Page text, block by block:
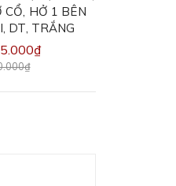
CỔ, HỞ 1 BÊN
DT, TRẮNG